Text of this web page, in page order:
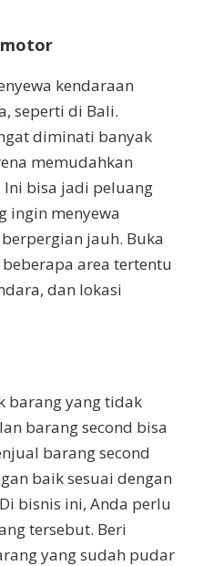
kendaraan
seperti di Bali.
diminati banyak
memudahkan
bisa jadi peluang
ingin menyewa
jauh. Buka
area tertentu
dan lokasi
barang yang tidak
barang second bisa
barang second
baik sesuai dengan
bisnis ini, Anda perlu
tersebut. Beri
yang sudah pudar